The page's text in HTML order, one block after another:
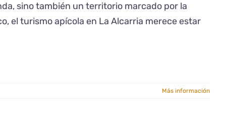
sino también un territorio marcado por la
el turismo apícola en La Alcarria merece estar
Más información